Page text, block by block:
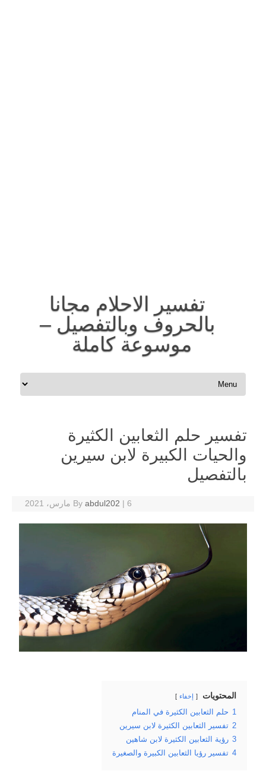
تفسير الاحلام مجانا
بالحروف وبالتفصيل –
موسوعة كاملة
Skip to content
تفسير حلم الثعابين الكثيرة
والحيات الكبيرة لابن سيرين
بالتفصيل
Byabdul202 | 6 مارس، 2021
المحتويات إخفاء
1 حلم الثعابين الكثيرة في المنام
2 تفسير الثعابين الكثيرة لابن سيرين
3 رؤية الثعابين الكثيرة لابن شاهين
4 تفسير رؤيا الثعابين الكبيرة والصغيرة